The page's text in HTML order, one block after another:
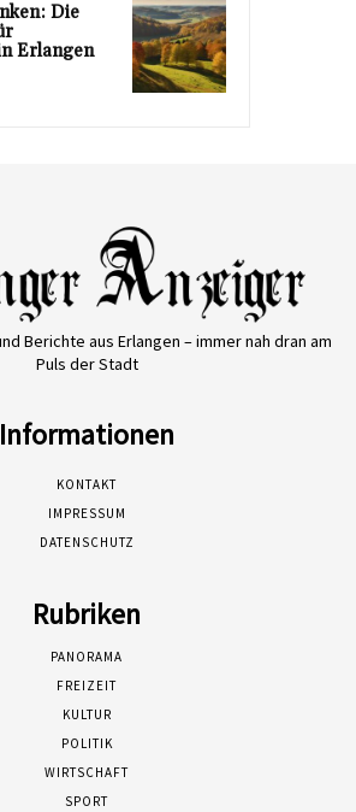
Die
Erlangen
Berichte aus Erlangen – immer nah dran am
Puls der Stadt
Informationen
KONTAKT
IMPRESSUM
DATENSCHUTZ
Rubriken
PANORAMA
FREIZEIT
KULTUR
POLITIK
WIRTSCHAFT
SPORT